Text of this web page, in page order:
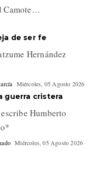
Camote…
de ser fe
Hernández
Miércoles, 05 Agosto 2026
guerra cristera
Humberto
Miércoles, 05 Agosto 2026